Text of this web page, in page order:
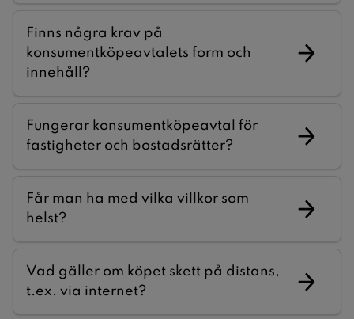
Finns några krav på
konsumentköpeavtalets form och
innehåll?
Fungerar konsumentköpeavtal för
fastigheter och bostadsrätter?
Får man ha med vilka villkor som
helst?
Vad gäller om köpet skett på distans,
t.ex. via internet?